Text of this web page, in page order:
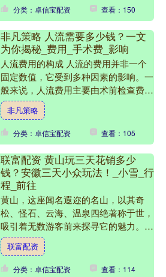
分类：卓信宝配资 查看：150
非凡策略 人流需要多少钱？一文
为你揭秘_费用_手术费_影响
人流费用的构成 人流的费用并非一个
固定数值，它受到多种因素的影响。一
般来说，人流费用主要由术前检查费、
手术费、术后消炎费三部分组成。术前
检查是为了确定孕妇的身体....
非凡策略
分类：卓信宝配资 查看：105
联富配资 黄山玩三天花销多少
钱？安徽三天小众玩法！_小雪_行
程_前往
黄山，这座闻名遐迩的名山，以其奇
松、怪石、云海、温泉四绝著称于世，
吸引着无数游客前来探寻它的魅力。我
早就对黄山心生向往，这次终于有机会
踏上这片神奇的土地，开启了....
联富配资
分类：卓信宝配资 查看：114